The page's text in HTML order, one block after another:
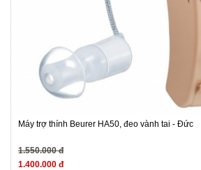
Máy trợ thính Beurer HA50, đeo vành tai - Đức
1.550.000 đ
1.400.000 đ